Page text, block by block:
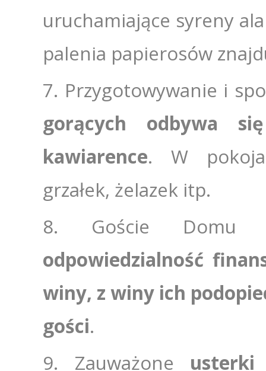
uruchamiające syreny
palenia papierosów
Przygotowywanie i
gorących odbywa
kawiarence. W
grzałek, żelazek itp.
Goście Domu
odpowiedzialność
winy, z winy ich
gości.
Zauważone usterki